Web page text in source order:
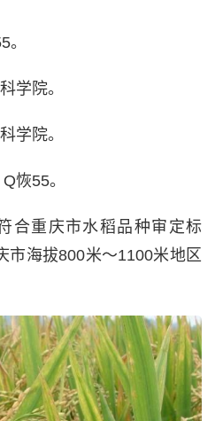
学院。
学院。
恢55。
合重庆市水稻品种审定标
市海拔800米～1100米地区